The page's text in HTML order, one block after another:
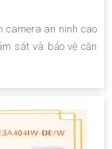
camera an ninh cao
sát và bảo vệ căn